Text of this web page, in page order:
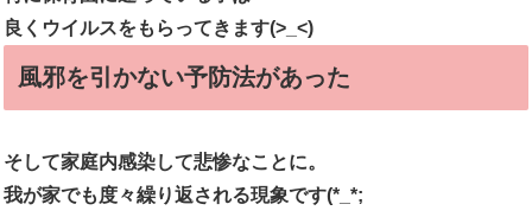
良くウイルスをもらってきます(>_<)
風邪を引かない予防法があった
そして家庭内感染して悲惨なことに。
我が家でも度々繰り返される現象です(*_*;